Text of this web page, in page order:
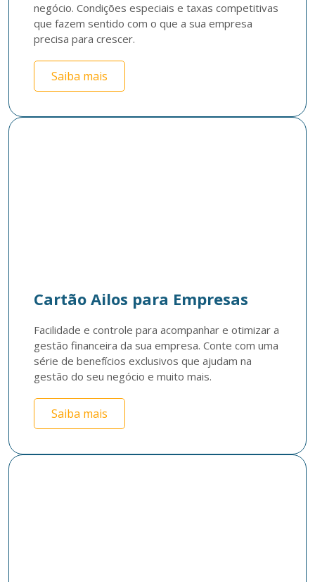
negócio. Condições especiais e taxas competitivas
que fazem sentido com o que a sua empresa
precisa para crescer.
Saiba mais
Cartão Ailos para Empresas
Facilidade e controle para acompanhar e otimizar a
gestão financeira da sua empresa. Conte com uma
série de benefícios exclusivos que ajudam na
gestão do seu negócio e muito mais.
Saiba mais